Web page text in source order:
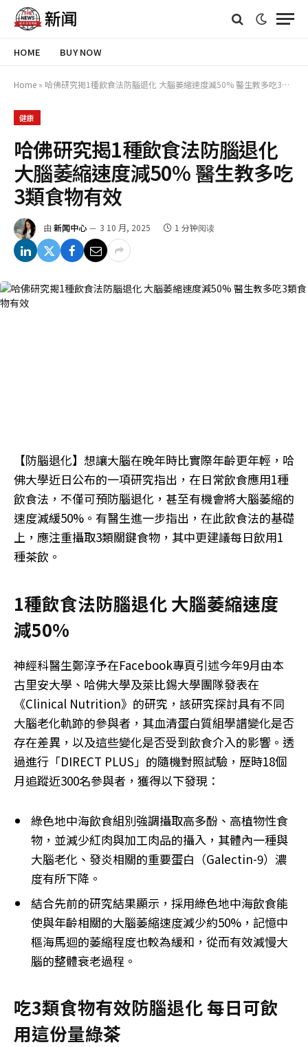
HOME BUY NOW
Home » 哈佛研究揭1種飲食法防腦退化 大腦萎縮速度減50% 醫生教多吃3類食物有效
健康
哈佛研究揭1種飲食法防腦退化
大腦萎縮速度減50% 醫生教多吃
3類食物有效
由 新闻中心 3 10 月, 2025 1 分钟阅读
【防腦退化】想讓大腦在晚年時比實際年齡更年輕，哈
佛大學近日公布的一項研究指出，在日常飲食應用1種
飲食法，不僅可預防腦退化，甚至有機會將大腦萎縮的
速度減緩50%。有醫生進一步指出，在此飲食法的基礎
上，應注重攝取3類關鍵食物，其中更建議每日飲用1
種茶飲。
1種飲食法防腦退化 大腦萎縮速度
減50%
神經科醫生鄭淳予在Facebook專頁引述今年9月由本
古里安大學、哈佛大學及萊比錫大學團隊發表在
《Clinical Nutrition》的研究，該研究探討具有不同
大腦老化軌跡的參與者，其血清蛋白質組學譜變化是否
存在差異，以及這些變化是否受到飲食介入的影響。透
過進行「DIRECT PLUS」的隨機對照試驗，歷時18個
月追蹤近300名參與者，獲得以下發現：
綠色地中海飲食組別強調攝取高多酚、高植物性食
物，並減少紅肉與加工肉品的攝入，其體內一種與
大腦老化、發炎相關的重要蛋白（Galectin-9）濃
度有所下降。
結合先前的研究結果顯示，採用綠色地中海飲食能
使與年齡相關的大腦萎縮速度減少約50%，記憶中
樞海馬迴的萎縮程度也較為緩和，從而有效減慢大
腦的整體衰老過程。
吃3類食物有效防腦退化 每日可飲
用這份量綠茶